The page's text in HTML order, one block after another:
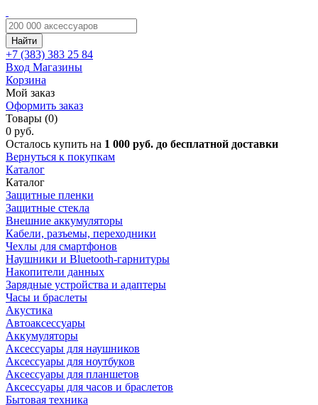
Найти
+7 (383) 383 25 84
Вход Магазины
Корзина
Мой заказ
Оформить заказ
Товары (0)
0 руб.
Осталось купить на 1 000 руб. до бесплатной доставки
Вернуться к покупкам
Каталог
Каталог
Защитные пленки
Защитные стекла
Внешние аккумуляторы
Кабели, разъемы, переходники
Чехлы для смартфонов
Наушники и Bluetooth-гарнитуры
Накопители данных
Зарядные устройства и адаптеры
Часы и браслеты
Акустика
Автоаксессуары
Аккумуляторы
Аксессуары для наушников
Аксессуары для ноутбуков
Аксессуары для планшетов
Аксессуары для часов и браслетов
Бытовая техника